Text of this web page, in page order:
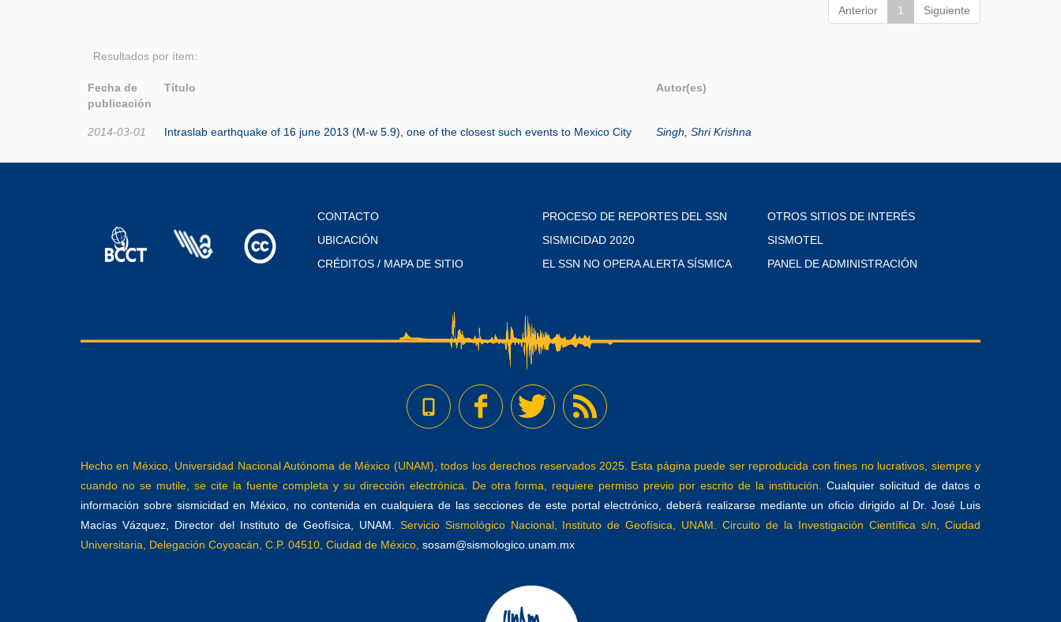
Anterior 1 Siguiente
Resultados por ítem:
Fecha de
publicación
Título Autor(es)
2014-03-01 Intraslab earthquake of 16 june 2013 (M-w 5.9), one of the closest such events to Mexico City Singh, Shri Krishna
CONTACTO
UBICACIÓN
CRÉDITOS / MAPA DE SITIO
PROCESO DE REPORTES DEL SSN
SISMICIDAD 2020
EL SSN NO OPERA ALERTA SÍSMICA
OTROS SITIOS DE INTERÉS
SISMOTEL
PANEL DE ADMINISTRACIÓN
Hecho en México, Universidad Nacional Autónoma de México (UNAM), todos los derechos reservados 2025. Esta página puede ser reproducida con fines no lucrativos, siempre y
cuando no se mutile, se cite la fuente completa y su dirección electrónica. De otra forma, requiere permiso previo por escrito de la institución.Cualquier solicitud de datos o
información sobre sismicidad en México, no contenida en cualquiera de las secciones de este portal electrónico, deberá realizarse mediante un oficio dirigido al Dr. José Luis
Macías Vázquez, Director del Instituto de Geofísica, UNAM.
Servicio Sismológico Nacional, Instituto de Geofísica, UNAM. Circuito de la Investigación Científica s/n, Ciudad
Universitaria, Delegación Coyoacán, C.P. 04510, Ciudad de México, sosam@sismologico.unam.mx